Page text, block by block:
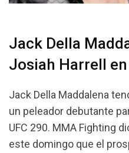
Jack Della
Josiah Harrell en
Jack Della Maddalena
un peleador debutante
UFC 290. MMA Fighting
este domingo que el